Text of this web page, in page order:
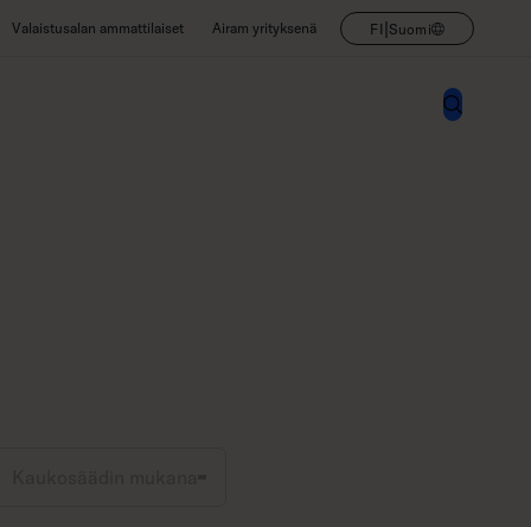
Valaistusalan ammattilaiset Airam yrityksenä FI |Suomi